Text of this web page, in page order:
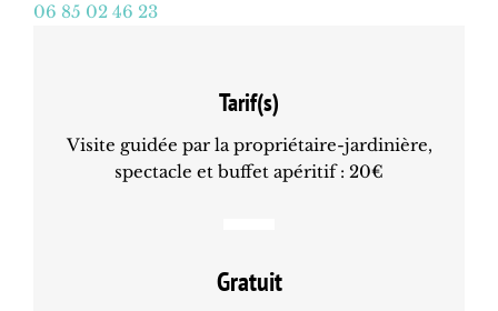
06 85 02 46 23
Tarif(s)
Visite guidée par la propriétaire-jardinière,
spectacle et buffet apéritif : 20€
Gratuit